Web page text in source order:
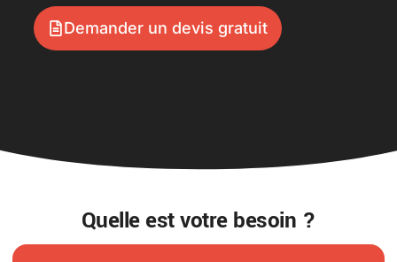
Demander un devis gratuit
Quelle est votre besoin ?